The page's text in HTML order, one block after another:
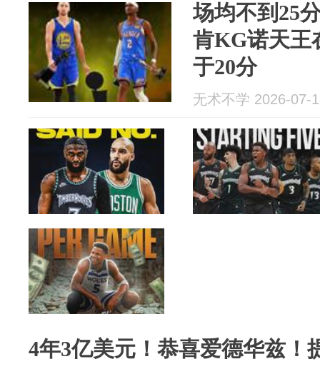
场均不到25
肯KG诺天王
于20分
无术不学 2026-07-
4年3亿美元！恭喜爱德华兹！